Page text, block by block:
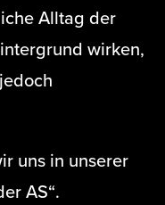
Alltag der
wirken,
uns in unserer
AS“.